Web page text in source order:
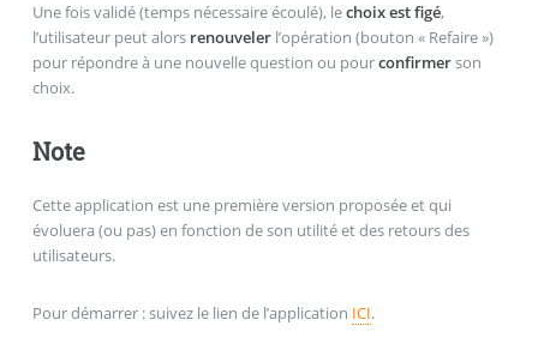
Une fois validé (temps nécessaire écoulé), lechoix est figé,
l’utilisateur peut alors renouveler l’opération (bouton « Refaire »)
pour répondre à une nouvelle question ou pourconfirmerson
choix.
Note
Cette application est une première version proposée et qui
évoluera (ou pas) en fonction de son utilité et des retours des
utilisateurs.
Pour démarrer : suivez le lien de l’application ICI.